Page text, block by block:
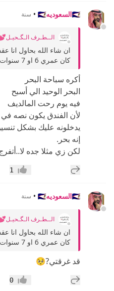
🇸🇦السعوديه🇸🇦 • سنة
الــطـرف
ان شاء الله بحاول انا
كان عمري 6 او 7 سنوات
أكره سباحة البحر
البحر الوحيد الي أسبح
فيه يوم رحت المالديف
لأن الفندق يكون نصه في
يدخلونه عليك بشكل
إنه بحر.
لكن زي مثلا جده
إضافة رد جديد إعجاب1
🇸🇦السعوديه🇸🇦 • سنة
الــطـرف
ان شاء الله بحاول انا
كان عمري 6 او 7 سنوات
قد غرقتي?🥺
إضافة رد جديد إعجاب0